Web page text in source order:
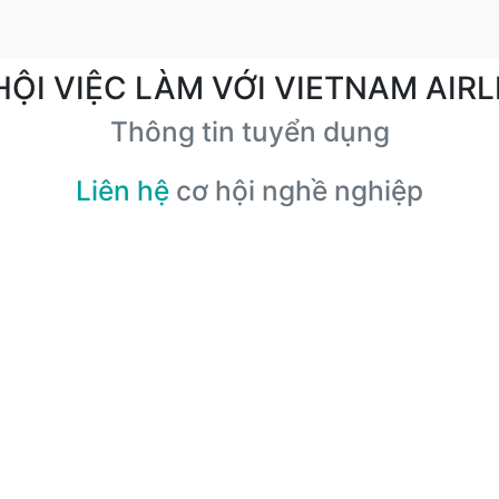
VIỆC LÀM VỚI VIETNAM
Thông tin tuyển dụng
Liên hệ cơ hội nghề nghiệp